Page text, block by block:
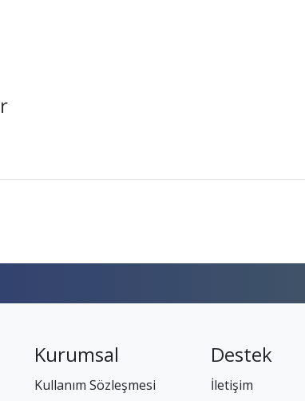
Kurumsal
Kullanım Sözleşmesi
Destek
İletişim